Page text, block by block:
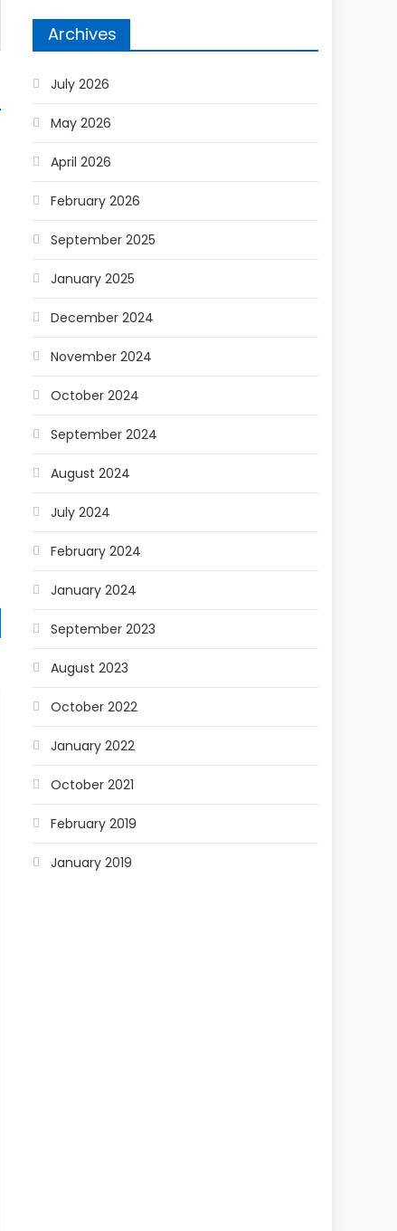
Archives
July 2026
May 2026
April 2026
February 2026
September 2025
January 2025
December 2024
November 2024
October 2024
September 2024
August 2024
July 2024
February 2024
January 2024
September 2023
August 2023
October 2022
January 2022
October 2021
February 2019
January 2019